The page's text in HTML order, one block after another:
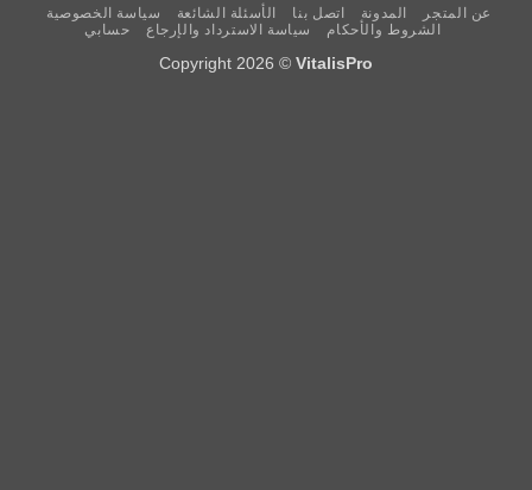
المتجر المدونة اتصل بنا الأسئلة الشائعة
سياسة الخصوصية
الشروط والأحكام
سياسة الاسترداد والإرجاع حسابي
Copyright 2026 ©VitalisPro